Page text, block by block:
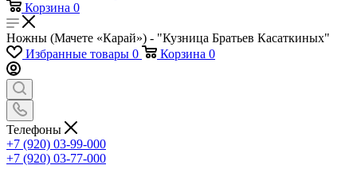
Корзина 0
Ножны (Мачете «Карай») - "Кузница Братьев Касаткиных"
Избранные товары 0 Корзина 0
Телефоны
+7 (920) 03-99-000
+7 (920) 03-77-000